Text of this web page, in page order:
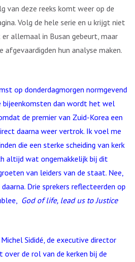
van deze reeks komt weer op de
Volg de hele serie en u krijgt niet
allemaal in Busan gebeurt, maar
afgevaardigden hun analyse maken.
op donderdagmorgen normgevend
bijeenkomsten dan wordt het wel
de premier van Zuid-Korea een
daarna weer vertrok. Ik voel me
die een sterke scheiding van kerk
altijd wat ongemakkelijk bij dit
van leiders van de staat. Nee,
Drie sprekers reflecteerden op
God of life, lead us to Justice
Sididé, de executive director
over de rol van de kerken bij de